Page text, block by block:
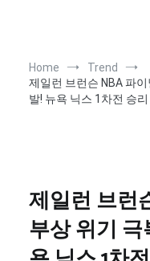
Home
Trend
제일런 브런슨 NBA 파
발! 뉴욕 닉스 1차전 승리
제일런 브런
부상 위기